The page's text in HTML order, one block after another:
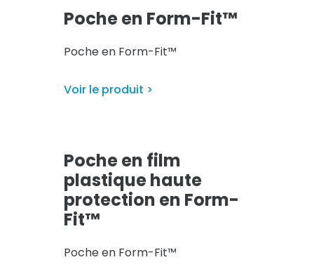
Poche en Form-Fit™
Poche en Form-Fit™
Voir le produit >
Poche en film
plastique haute
protection en Form-
Fit™
Poche en Form-Fit™